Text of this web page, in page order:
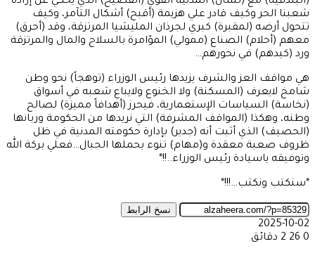
شعبنا الحر وكيف قادر علي هزيمة (أقبح) أشكال التآمر، وكيف
تتحول أرضه (لمقبرة) كبري لجرذان المليشيا المرتزقة، وقد (أحرق)
معهم (أحلام) الصناع (ممولي) المؤامرة بالسلاح والمال والمرتزقة
ورد (كيدهم) في نحورهم…
هي مواقف العز والشرف يزيدها رئيس الوزراء (توهجاً) نحو وطن
شامخ لايعرف (المسكنة) ولا الخنوع ولايباع شعبه في أسواق
(نخاسة) السياسات الإستعمارية، فيحرز (أهدافاً مميزة) لصالح
وطنه، وهكذا (المواقف المشرفة) التي نريدها من الحكومة وربانها
(الحصيف) الذي أثبت أنه (جدير) بإدارة حكومته المدنية في ظل
ظروف صعبة معقدة و(مهام) تنوء بحملها الجبال…فعلي بركة الله
وتوفيقه ياسيادة رئيس الوزراء..!!*
*سنكتب ونكتب…!!!*
نسخ الرابط
2025-10-02
0
2 دقائق